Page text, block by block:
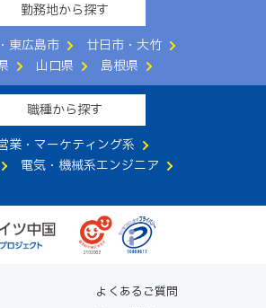
勤務地から探す
東広島市
廿日市・大竹
山口県 島根県
職種から探す
業・マーケティング系
電気・機械系エンジニア
よくあるご質問